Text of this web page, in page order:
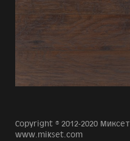
Copyright © 2012-2020 Миксет
www.mikset.com